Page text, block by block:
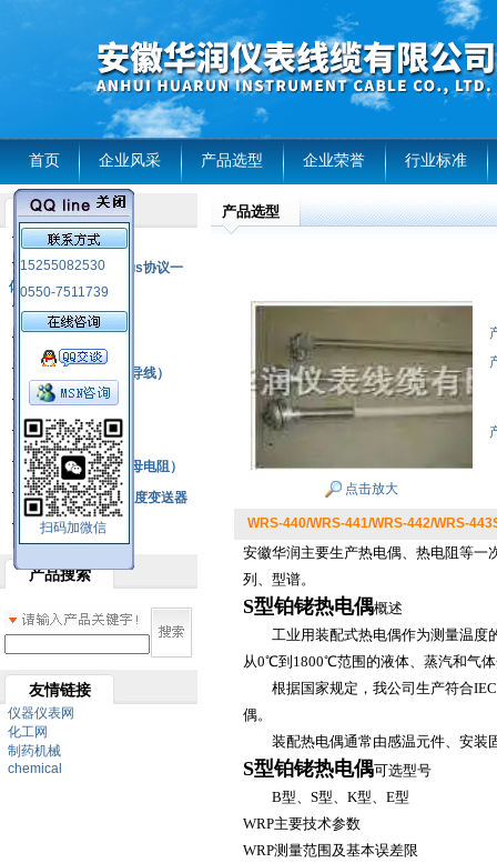
首页 企业风采 产品选型 企业荣誉 行业标准
15255082530
0550-7511739
扫码加微信
产品列表
风电温度传感器
RS485通讯modbus协议一
体化现场智能仪表
热电偶
热电偶补偿电缆（导线）
振动传感器
热电阻
铂热电阻元件（云母电阻）
SBW系列一体化温度变送器
双金属温度计
产品搜索
友情链接
仪器仪表网
化工网
制药机械
chemical
产品选型
点击放大
WRS-440/WRS-441/WRS-442/WRS-
安徽华润主要生产热电偶、热电阻等一
列、型谱。
S型铂铑热电偶概述
工业用装配式热电偶作为测量温度的
从0℃到1800℃范围的液体、蒸汽和气
根据国家规定，我公司生产符合IEC
偶。
装配热电偶通常由感温元件、安装
S型铂铑热电偶可选型号
B型、S型、K型、E型
WRP主要技术参数
WRP测量范围及基本误差限